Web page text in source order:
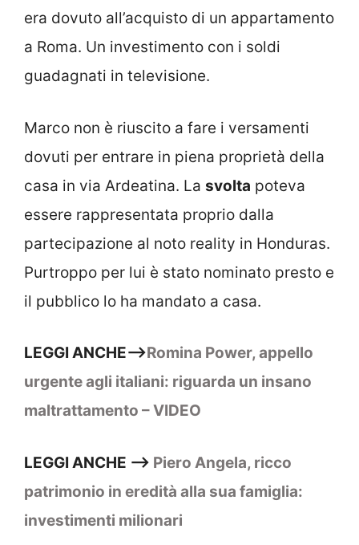
era dovuto all’acquisto di un appartamento
a Roma. Un investimento con i soldi
guadagnati in televisione.
Marco non è riuscito a fare i versamenti
dovuti per entrare in piena proprietà della
casa in via Ardeatina. La svolta poteva
essere rappresentata proprio dalla
partecipazione al noto reality in Honduras.
Purtroppo per lui è stato nominato presto e
il pubblico lo ha mandato a casa.
LEGGI ANCHE–>Romina Power, appello
urgente agli italiani: riguarda un insano
maltrattamento – VIDEO
LEGGI ANCHE –> Piero Angela, ricco
patrimonio in eredità alla sua famiglia:
investimenti milionari